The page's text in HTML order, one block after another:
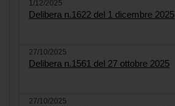
1/12/2025
Delibera n.1622 del 1 dicembre 2025
27/10/2025
Delibera n.1561 del 27 ottobre 2025
27/10/2025